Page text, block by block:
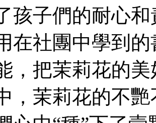
孩子們的耐心和
團中學到的書法
，把茉莉
，茉莉花的